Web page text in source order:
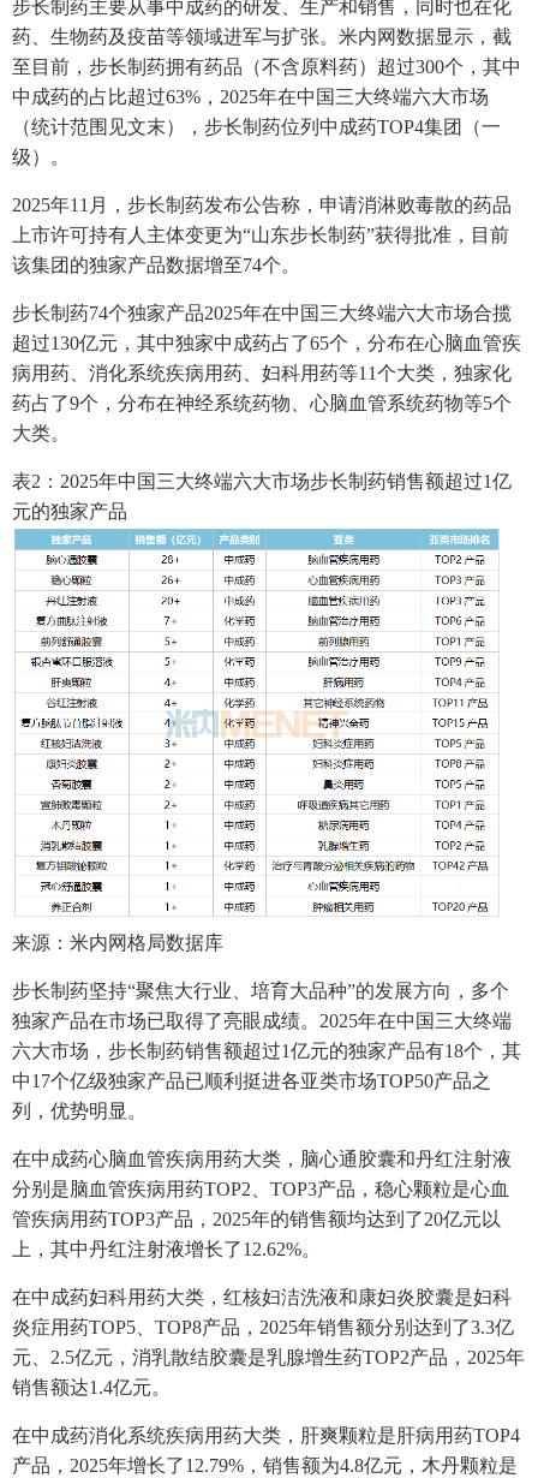
步长制药主要从事中成药的研发、生产和销售，同时也在化
药、生物药及疫苗等领域进军与扩张。米内网数据显示，截
至目前，步长制药拥有药品（不含原料药）超过300个，其中
中成药的占比超过63%，2025年在中国三大终端六大市场
（统计范围见文末），步长制药位列中成药TOP4集团（一
级）。
2025年11月，步长制药发布公告称，申请消淋败毒散的药品
上市许可持有人主体变更为“山东步长制药”获得批准，目前
该集团的独家产品数据增至74个。
步长制药74个独家产品2025年在中国三大终端六大市场合揽
超过130亿元，其中独家中成药占了65个，分布在心脑血管疾
病用药、消化系统疾病用药、妇科用药等11个大类，独家化
药占了9个，分布在神经系统药物、心脑血管系统药物等5个
大类。
表2：2025年中国三大终端六大市场步长制药销售额超过1亿
元的独家产品
来源：米内网格局数据库
步长制药坚持“聚焦大行业、培育大品种”的发展方向，多个
独家产品在市场已取得了亮眼成绩。2025年在中国三大终端
六大市场，步长制药销售额超过1亿元的独家产品有18个，其
中17个亿级独家产品已顺利挺进各亚类市场TOP50产品之
列，优势明显。
在中成药心脑血管疾病用药大类，脑心通胶囊和丹红注射液
分别是脑血管疾病用药TOP2、TOP3产品，稳心颗粒是心血
管疾病用药TOP3产品，2025年的销售额均达到了20亿元以
上，其中丹红注射液增长了12.62%。
在中成药妇科用药大类，红核妇洁洗液和康妇炎胶囊是妇科
炎症用药TOP5、TOP8产品，2025年销售额分别达到了3.3亿
元、2.5亿元，消乳散结胶囊是乳腺增生药TOP2产品，2025年
销售额达1.4亿元。
在中成药消化系统疾病用药大类，肝爽颗粒是肝病用药TOP4
产品，2025年增长了12.79%，销售额为4.8亿元，木丹颗粒是